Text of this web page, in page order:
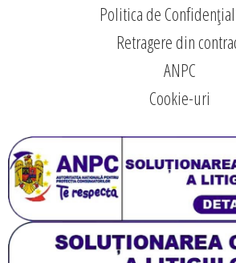
Politica de
Retragere din
ANPC
Cookie-uri